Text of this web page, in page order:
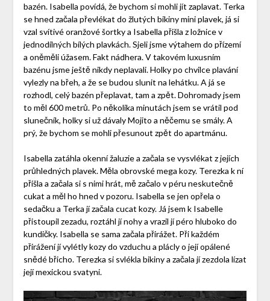
bazén. Isabella povídá, že bychom si mohli jít zaplavat. Terka
se hned začala převlékat do žlutých bikiny mini plavek, já si
vzal svítivé oranžové šortky a Isabella přišla z ložnice v
jednodílných bílých plavkách. Sjeli jsme výtahem do přízemí
a oněměli úžasem. Fakt nádhera. V takovém luxusním
bazénu jsme ještě nikdy neplavali. Holky po chvilce plavání
vylezly na břeh, a že se budou slunit na lehátku. A já se
rozhodl, celý bazén přeplavat, tam a zpět. Dohromady jsem
to měl 600 metrů. Po několika minutách jsem se vrátil pod
slunečník, holky si už dávaly Mojito a něčemu se smály. A
prý, že bychom se mohli přesunout zpět do apartmánu.
Isabella zatáhla okenní žaluzie a začala se vysvlékat z jejích
průhledných plavek. Měla obrovské mega kozy. Terezka k ní
přišla a začala si s nimi hrát, mě začalo v péru neskutečně
cukat a měl ho hned v pozoru. Isabella se jen opřela o
sedačku a Terka jí začala cucat kozy. Já jsem k Isabelle
přistoupil zezadu, roztáhl jí nohy a vrazil jí péro hluboko do
kundičky. Isabella se sama začala přirážet. Při každém
přirážení jí vylétly kozy do vzduchu a plácly o její opálené
snědé břicho. Terezka si svlékla bikiny a začala jí zezdola lízat
její mexickou svatyni.